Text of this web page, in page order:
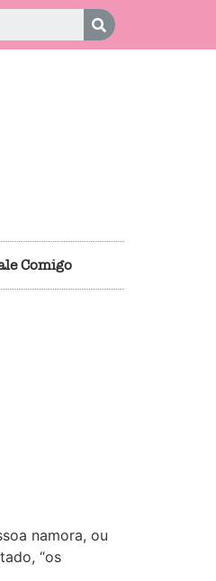
Comigo
namora, ou
“os